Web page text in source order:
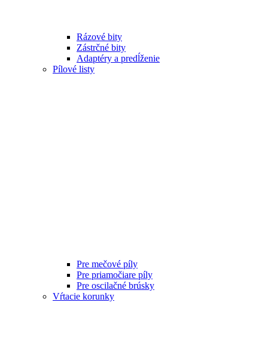
Rázové bity
Zástrčné bity
Adaptéry a predĺženie
Pílové listy
Pre mečové píly
Pre priamočiare píly
Pre oscilačné brúsky
Vŕtacie korunky